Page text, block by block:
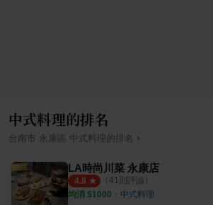
中式料理的排名
台南市 永康區 中式料理的排名 ›
LA時尚川菜 永康店
4.8 （ 41則評論）
均消 $1000 ・ 中式料理